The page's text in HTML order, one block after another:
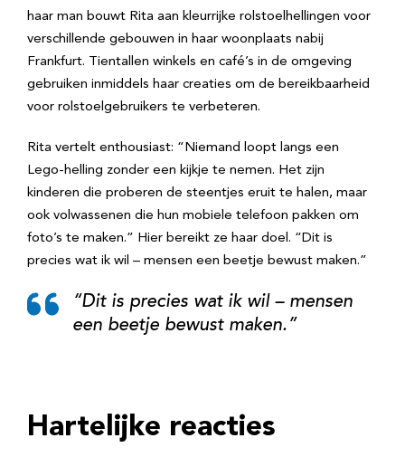
haar man bouwt Rita aan kleurrijke rolstoelhellingen voor
verschillende gebouwen in haar woonplaats nabij
Frankfurt. Tientallen winkels en café’s in de omgeving
gebruiken inmiddels haar creaties om de bereikbaarheid
voor rolstoelgebruikers te verbeteren.
Rita vertelt enthousiast: “Niemand loopt langs een
Lego-helling zonder een kijkje te nemen. Het zijn
kinderen die proberen de steentjes eruit te halen, maar
ook volwassenen die hun mobiele telefoon pakken om
foto’s te maken.” Hier bereikt ze haar doel. “Dit is
precies wat ik wil – mensen een beetje bewust maken.”
“Dit is precies wat ik wil – mensen
een beetje bewust maken.”
Hartelijke reacties